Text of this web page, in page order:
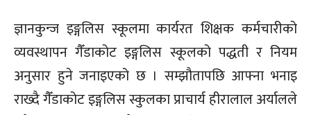
ज्ञानकुन्ज इङ्गलिस स्कूलमा कार्यरत शिक्षक कर्मचारीको
व्यवस्थापन गैँडाकोट इङ्गलिस स्कूलको पद्धती र नियम
अनुसार हुने जनाइएको छ । सम्झौतापछि आफ्ना भनाइ
राख्दै गैँडाकोट इङ्गलिस स्कुलका प्राचार्य हीरालाल अर्यालले